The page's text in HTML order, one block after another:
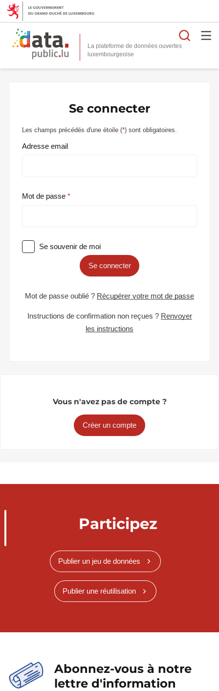
La plateforme de données ouvertes
Se connecter
Les champs précédés d'une étoile (*) sont obligatoires.
Adresse email
Mot de passe
Se souvenir de moi
Se connecter
Mot de passe oublié ? Récupérer votre mot de passe
Instructions de confirmation non reçues ? Renvoyer
les instructions
Vous n'avez pas de compte ?
Créer un compte
Participez
Publier un jeu de données
Publier une réutilisation
Abonnez-vous à notre
lettre d'information